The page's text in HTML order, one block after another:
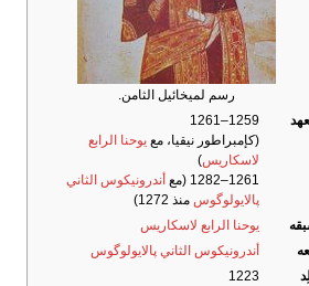
رسم لميخائيل الثامن.
1259–1261
(كإمبراطور نيقيا، معيوحنا الرابع
لاسكاريس)
أندرونيكوس الثاني
پالايولوگوسمنذ 1272)
يوحنا الرابع لاسكاريس
أندرونيكوس الثاني پالايولوگوس
1223